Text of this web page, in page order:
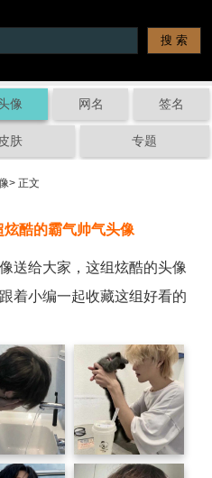
像 网名 签名
皮肤 专题
> 正文
酷的霸气帅气头像
送给大家，这组炫酷的头像
着小编一起收藏这组好看的